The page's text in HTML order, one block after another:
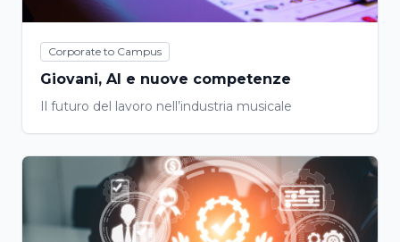
Corporate to Campus
Giovani, AI e nuove competenze
Il futuro del lavoro nell’industria musicale